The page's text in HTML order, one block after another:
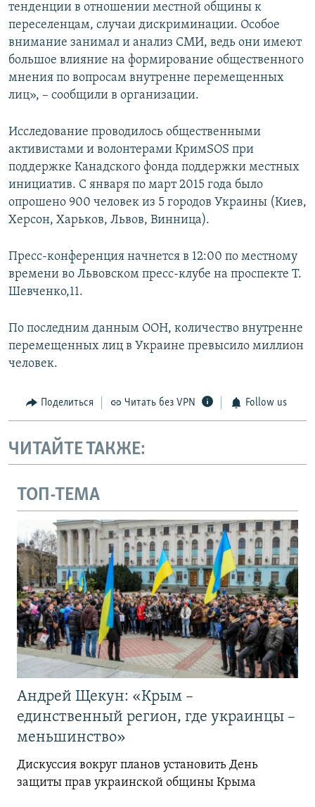
тенденции в отношении местной общины к
переселенцам, случаи дискриминации. Особое
внимание занимал и анализ СМИ, ведь они имеют
большое влияние на формирование общественного
мнения по вопросам внутренне перемещенных
лиц», – сообщили в организации.
Исследование проводилось общественными
активистами и волонтерами КримSOS при
поддержке Канадского фонда поддержки местных
инициатив. С января по март 2015 года было
опрошено 900 человек из 5 городов Украины (Киев,
Херсон, Харьков, Львов, Винница).
Пресс-конференция начнется в 12:00 по местному
времени во Львовском пресс-клубе на проспекте Т.
Шевченко,11.
По последним данным ООН, количество внутренне
перемещенных лиц в Украине превысило миллион
человек.
Поделиться Читать без VPN Follow us
ЧИТАЙТЕ ТАКЖЕ:
ТОП-ТЕМА
Андрей Щекун: «Крым –
единственный регион, где украинцы –
меньшинство»
Дискуссия вокруг планов установить День
защиты прав украинской общины Крыма